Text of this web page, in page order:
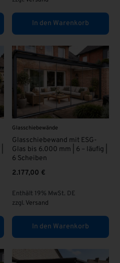
In den Warenkorb
Glasschiebewände
Glasschiebewand mit ESG-
Glas bis 6.000 mm | 6 – läufig |
6 Scheiben
2.177,00 €
Enthält 19% MwSt. DE
zzgl. Versand
In den Warenkorb